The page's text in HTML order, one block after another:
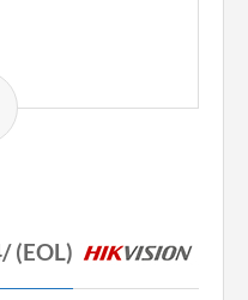
(EOL)